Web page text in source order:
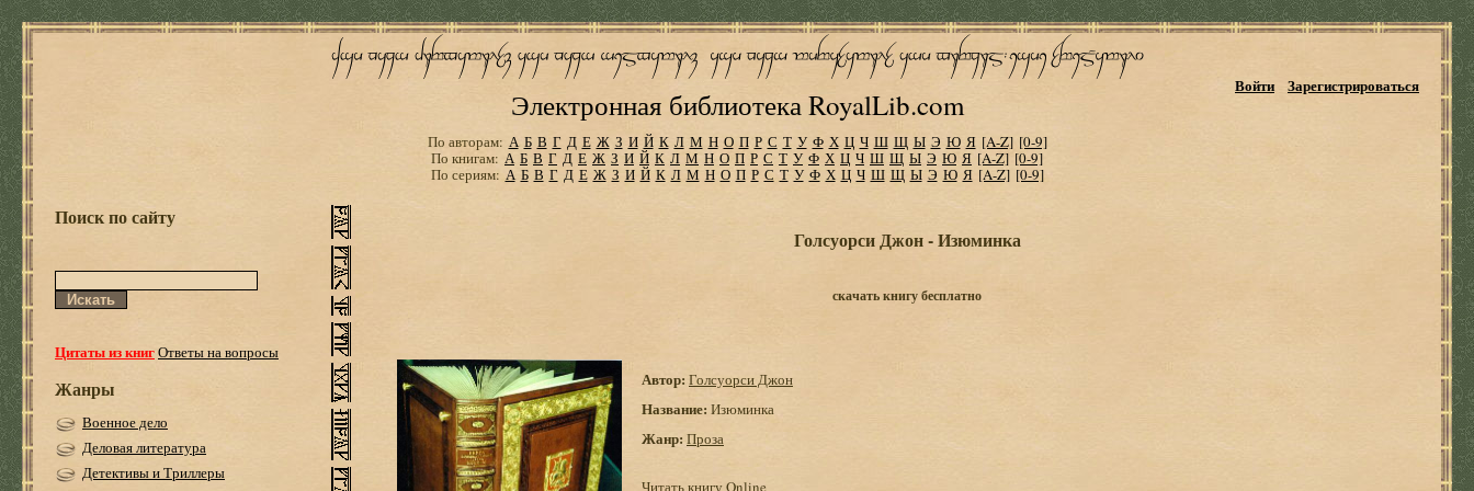
Электронная библиотека RoyalLib.com
Войти Зарегистрироваться
По авторам: А Б В Г Д Е Ж З И Й К Л М Н О П Р С Т У Ф Х Ц Ч Ш Щ Ы Э Ю Я [A-Z] [0-9]
По книгам: А Б В Г Д Е Ж З И Й К Л М Н О П Р С Т У Ф Х Ц Ч Ш Щ Ы Э Ю Я [A-Z] [0-9]
По сериям: А Б В Г Д Е Ж З И Й К Л М Н О П Р С Т У Ф Х Ц Ч Ш Щ Ы Э Ю Я [A-Z] [0-9]
Поиск по сайту
Цитаты из книгОтветы на вопросы
Жанры
Военное дело
Деловая литература
Детективы и Триллеры
Голсуорси Джон - Изюминка
скачать книгу бесплатно
Автор: Голсуорси Джон
Название: Изюминка
Жанр: Проза
Читать книгу Online